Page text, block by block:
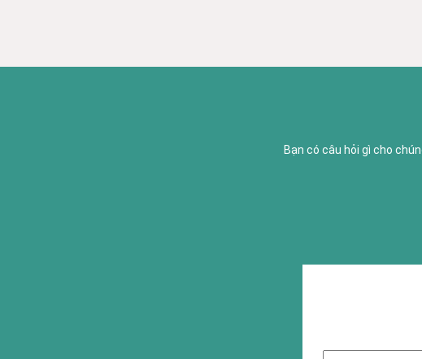
Bạn có câu hỏi gì cho